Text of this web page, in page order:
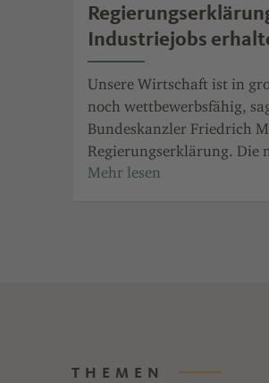
Industriejobs
Unsere Wirtschaft ist in
noch wettbewerbsfähig,
Bundeskanzler Friedrich
Regierungserklärung. Die
Bundesregierung werde
THEMEN